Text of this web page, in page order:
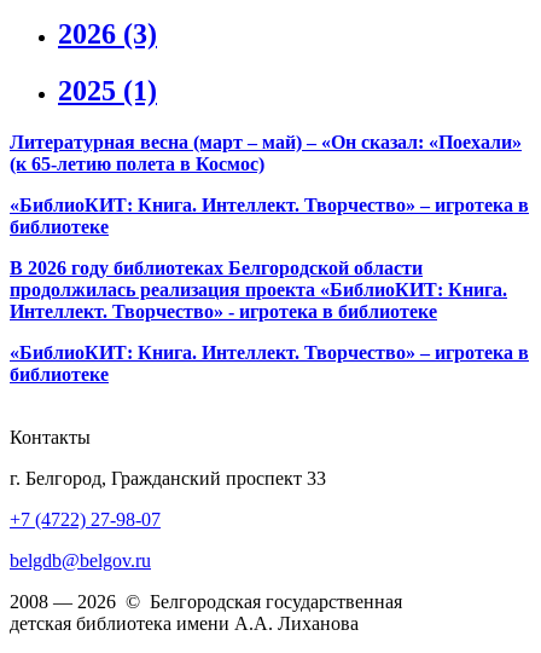
2026 (3)
2025 (1)
Литературная весна (март – май) – «Он сказал: «Поехали»
(к 65-летию полета в Космос)
«БиблиоКИТ: Книга. Интеллект. Творчество» – игротека в
библиотеке
В 2026 году библиотеках Белгородской области
продолжилась реализация проекта «БиблиоКИТ: Книга.
Интеллект. Творчество» - игротека в библиотеке
«БиблиоКИТ: Книга. Интеллект. Творчество» – игротека в
библиотеке
Контакты
г. Белгород, Гражданский проспект 33
+7 (4722) 27-98-07
belgdb@belgov.ru
2008 — 2026 © Белгородская государственная
детская библиотека имени А.А. Лиханова